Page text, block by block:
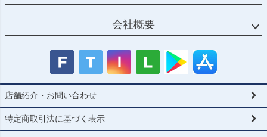
会社概要
店舗紹介・お問い合わせ
特定商取引法に基づく表示